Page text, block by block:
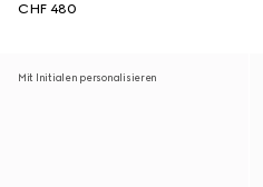
CHF 480
Mit Initialen personalisieren